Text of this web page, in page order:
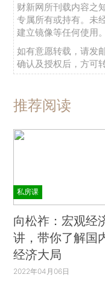
财新网所刊载内容之
专属所有或持有。未
建立镜像等任何使用。
如有意愿转载，请发
确认及授权后，方可转
推荐阅读
私房课
向松祚：宏观经
讲，带你了解国
经济大局
2022年04月06日